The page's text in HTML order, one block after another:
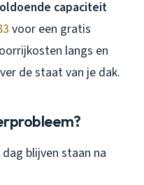
capaciteit
voor een gratis
langs en
de staat van je dak.
blijven staan na